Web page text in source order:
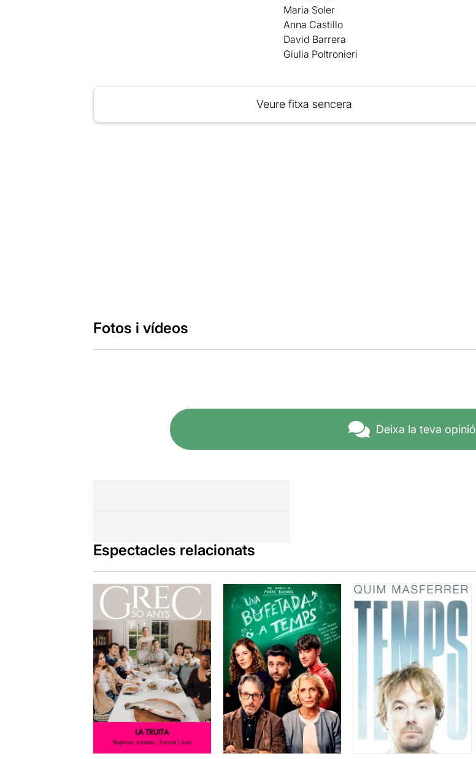
Maria Soler
Anna Castillo
David Barrera
Giulia Poltronieri
Veure fitxa sencera
Fotos i vídeos
Deixa la teva opinió
Espectacles relacionats